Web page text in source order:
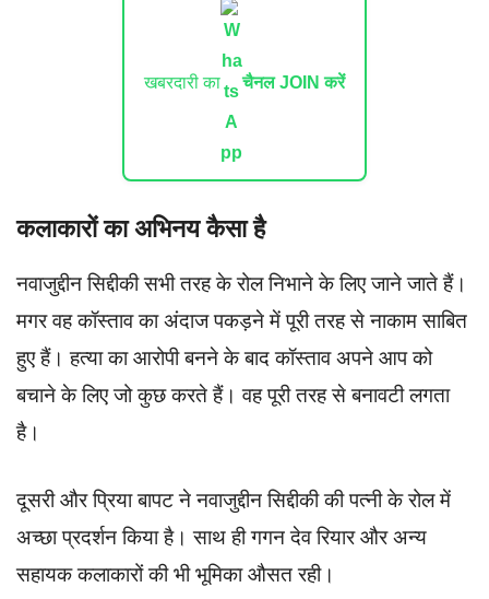
खबरदारी का चैनल JOIN करें
कलाकारों का अभिनय कैसा है
नवाजुद्दीन सिद्दीकी सभी तरह के रोल निभाने के लिए जाने जाते हैं।
मगर वह कॉस्‍ताव का अंदाज पकड़ने में पूरी तरह से नाकाम साबित
हुए हैं। हत्या का आरोपी बनने के बाद कॉस्‍ताव अपने आप को
बचाने के लिए जो कुछ करते हैं। वह पूरी तरह से बनावटी लगता
है।
दूसरी और प्रिया बापट ने नवाजुद्दीन सिद्दीकी की पत्नी के रोल में
अच्छा प्रदर्शन किया है। साथ ही गगन देव रियार और अन्य
सहायक कलाकारों की भी भूमिका औसत रही।